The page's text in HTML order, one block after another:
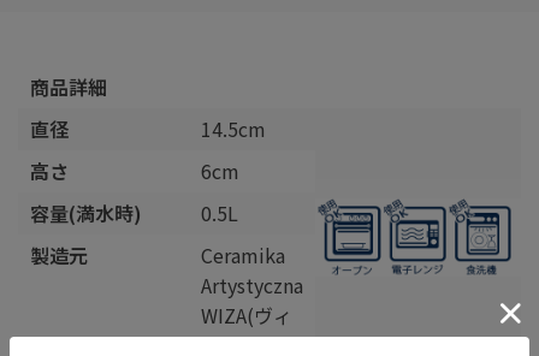
商品詳細
直径
14.5cm
高さ
6cm
容量(満水時)
0.5L
製造元
Ceramika
Artystyczna
WIZA(ヴィ
ザ)